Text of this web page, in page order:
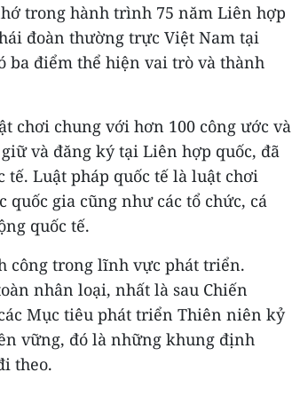
trong hành trình 75 năm Liên hợp
đoàn thường trực Việt Nam tại
ba điểm thể hiện vai trò và thành
chơi chung với hơn 100 công ước và
và đăng ký tại Liên hợp quốc, đã
tế. Luật pháp quốc tế là luật chơi
quốc gia cũng như các tổ chức, cá
quốc tế.
công trong lĩnh vực phát triển.
nhân loại, nhất là sau Chiến
Mục tiêu phát triển Thiên niên kỷ
vững, đó là những khung định
theo.